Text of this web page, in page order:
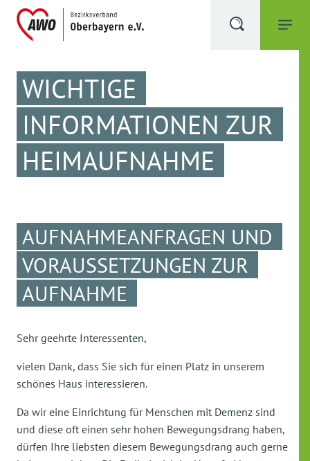
WICHTIGE
INFORMATIONEN ZUR
HEIMAUFNAHME
AUFNAHMEANFRAGEN UND
VORAUSSETZUNGEN ZUR
AUFNAHME
Sehr geehrte Interessenten,
vielen Dank, dass Sie sich für einen Platz in unserem
schönes Haus interessieren.
Da wir eine Einrichtung für Menschen mit Demenz sind
und diese oft einen sehr hohen Bewegungsdrang haben,
dürfen Ihre liebsten diesem Bewegungsdrang auch gerne